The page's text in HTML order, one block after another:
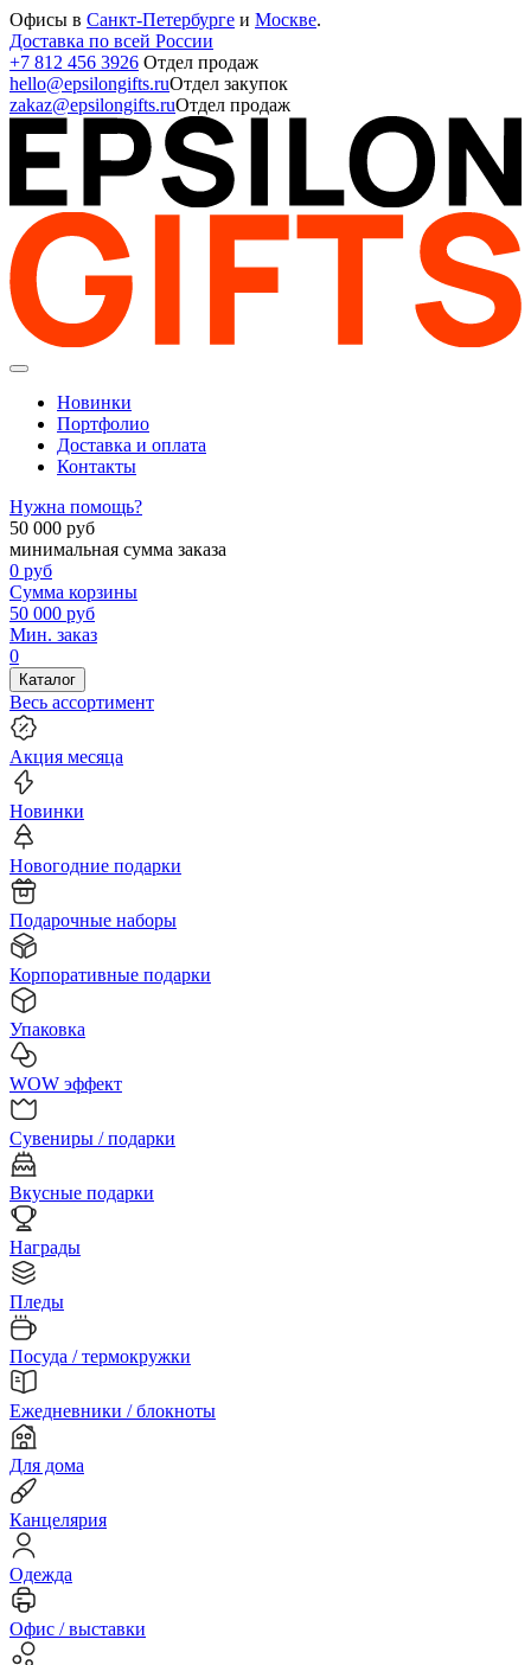
Офисы в Санкт-Петербурге и Москве.
Доставка по всей России
+7 812 456 3926 Отдел продаж
hello@epsilongifts.ruОтдел закупок
zakaz@epsilongifts.ruОтдел продаж
Новинки
Портфолио
Доставка и оплата
Контакты
Нужна помощь?
50 000 руб
минимальная сумма заказа
0 руб
Сумма корзины
50 000 руб
Мин. заказ
0
Каталог
Весь ассортимент
Акция месяца
Новинки
Новогодние подарки
Подарочные наборы
Корпоративные подарки
Упаковка
WOW эффект
Сувениры / подарки
Вкусные подарки
Награды
Пледы
Посуда / термокружки
Ежедневники / блокноты
Для дома
Канцелярия
Одежда
Офис / выставки